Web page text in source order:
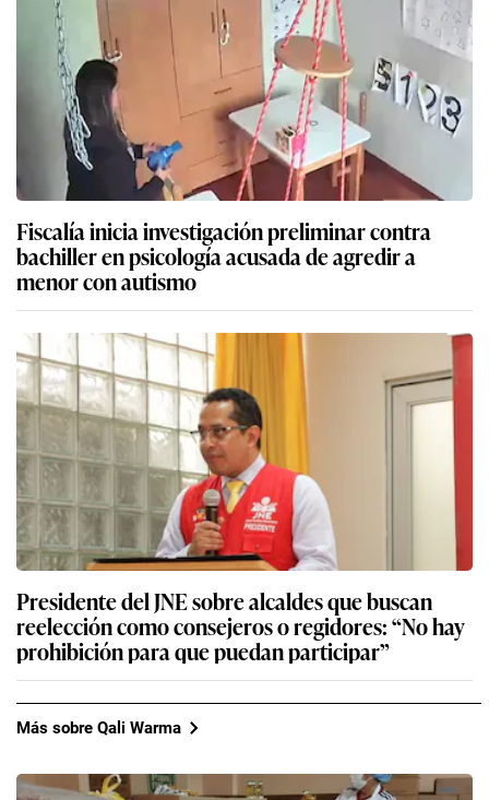
Fiscalía inicia investigación preliminar contra
bachiller en psicología acusada de agredir a
menor con autismo
Presidente del JNE sobre alcaldes que buscan
reelección como consejeros o regidores: “No hay
prohibición para que puedan participar”
Más sobre Qali Warma